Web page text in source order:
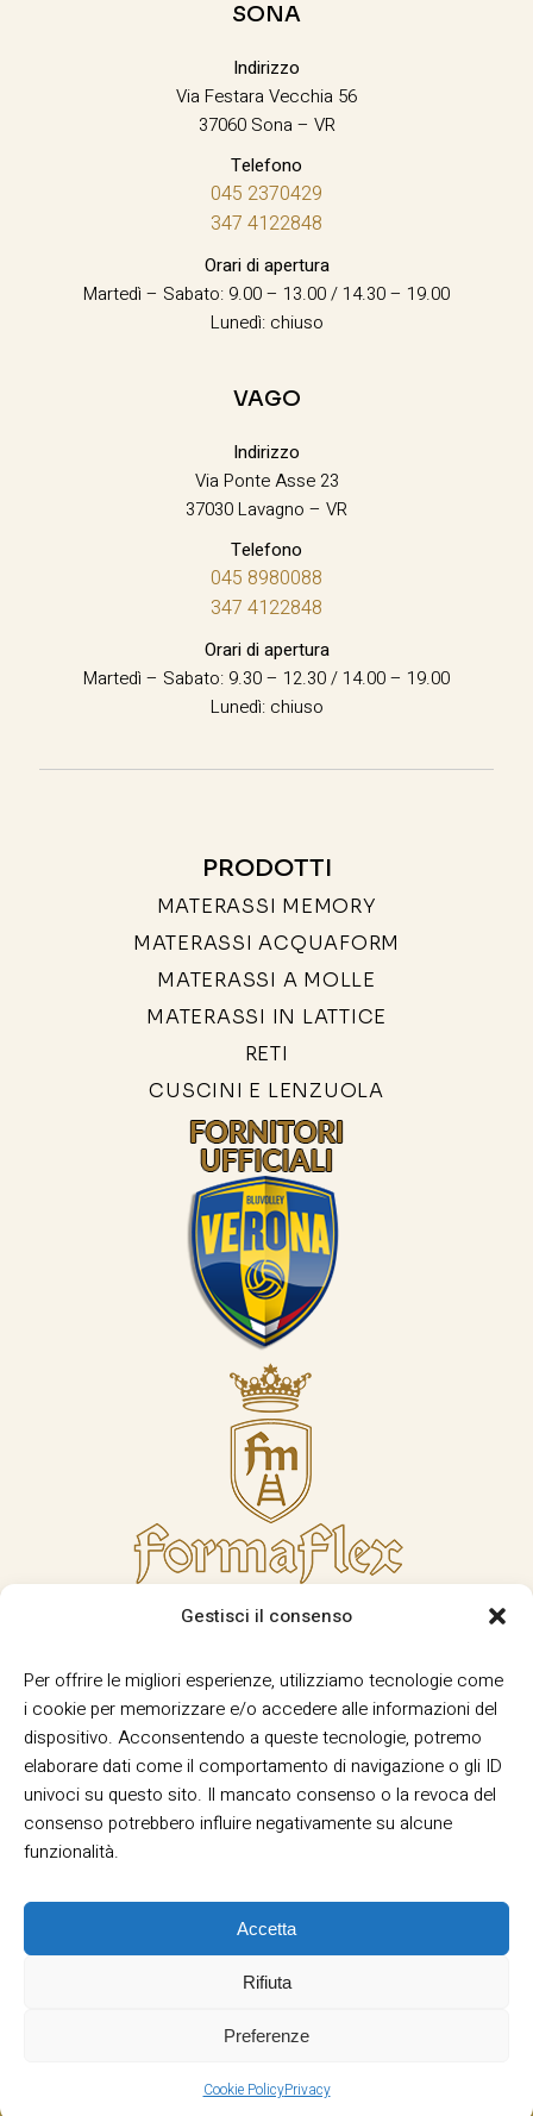
Gestisci il consenso
Per offrire le migliori esperienze, utilizziamo tecnologie come
i cookie per memorizzare e/o accedere alle informazioni del
dispositivo. Acconsentendo a queste tecnologie, potremo
elaborare dati come il comportamento di navigazione o gli ID
univoci su questo sito. Il mancato consenso o la revoca del
consenso potrebbero influire negativamente su alcune
funzionalità.
Accetta
Rifiuta
Preferenze
Cookie PolicyPrivacy
SONA
Indirizzo
Via Festara Vecchia 56
37060 Sona – VR
Telefono
045 2370429
347 4122848
Orari di apertura
Martedì – Sabato: 9.00 – 13.00 / 14.30 – 19.00
Lunedì: chiuso
VAGO
Indirizzo
Via Ponte Asse 23
37030 Lavagno – VR
Telefono
045 8980088
347 4122848
Orari di apertura
Martedì – Sabato: 9.30 – 12.30 / 14.00 – 19.00
Lunedì: chiuso
PRODOTTI
MATERASSI MEMORY
MATERASSI ACQUAFORM
MATERASSI A MOLLE
MATERASSI IN LATTICE
RETI
CUSCINI E LENZUOLA
Privacy
Cookie